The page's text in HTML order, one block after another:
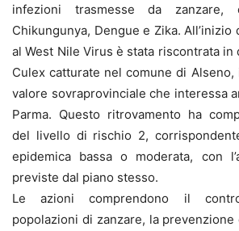
infezioni trasmesse da zanzare,
Chikungunya, Dengue e Zika.
al West Nile Virus è stata riscontrata in
Culex catturate nel comune di Alseno,
valore sovraprovinciale che interessa
Parma. Questo ritrovamento ha
del livello di rischio 2,
epidemica bassa o moderata, con
previste dal piano stesso.
Le azioni comprendono il
popolazioni di zanzare, la prevenzione